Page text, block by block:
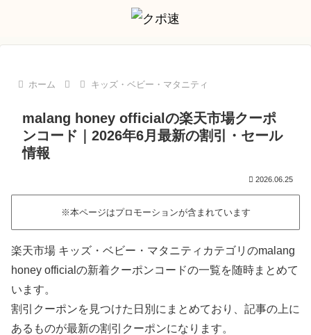
ホーム キッズ・ベビー・マタニティ
malang honey officialの楽天市場クーポ
ンコード｜2026年6月最新の割引・セール
情報
2026.06.25
※本ページはプロモーションが含まれています
楽天市場 キッズ・ベビー・マタニティカテゴリのmalang
honey officialの新着クーポンコードの一覧を随時まとめて
います。
割引クーポンを見つけた日別にまとめており、記事の上に
あるものが最新の割引クーポンになります。